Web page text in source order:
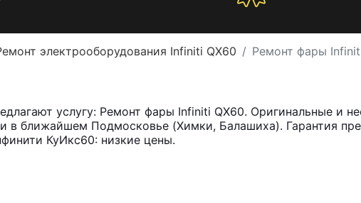
электрооборудования Infiniti QX60 Ремонт фары
услугу: Ремонт фары Infiniti QX60. Оригинальные и
в ближайшем Подмосковье (Химки, Балашиха). Гарантия
КуИкс60: низкие цены.